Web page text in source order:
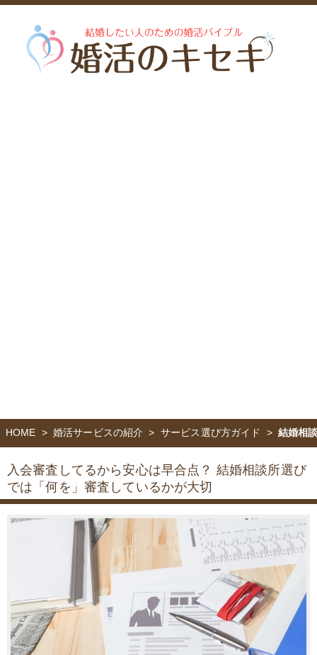
HOME 婚活サービスの紹介 サービス選び方ガイド 結婚相
入会審査してるから安心は早合点？ 結婚相談所選び
では「何を」審査しているかが大切